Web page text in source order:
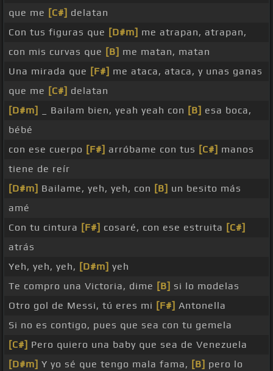
que me [C#] delatan
Con tus figuras que [D#m] me atrapan, atrapan,
con mis curvas que [B] me matan, matan
Una mirada que [F#] me ataca, ataca, y unas ganas
que me [C#] delatan
[D#m]
_ Bailam bien, yeah yeah con [B] esa boca,
bébé
con ese cuerpo [F#] arróbame con tus [C#] manos
tiene de reír
[D#m] Bailame, yeh, yeh, con [B] un besito más
amé
Con tu cintura [F#] cosaré, con ese estruita [C#]
atrás
Yeh, yeh, yeh, [D#m] yeh
Te compro una Victoria, dime [B] si lo modelas
Otro gol de Messi, tú eres mi [F#] Antonella
Si no es contigo, pues que sea con tu gemela
[C#] Pero quiero una baby que sea de Venezuela
[D#m] Y yo sé que tengo mala fama, [B] pero lo